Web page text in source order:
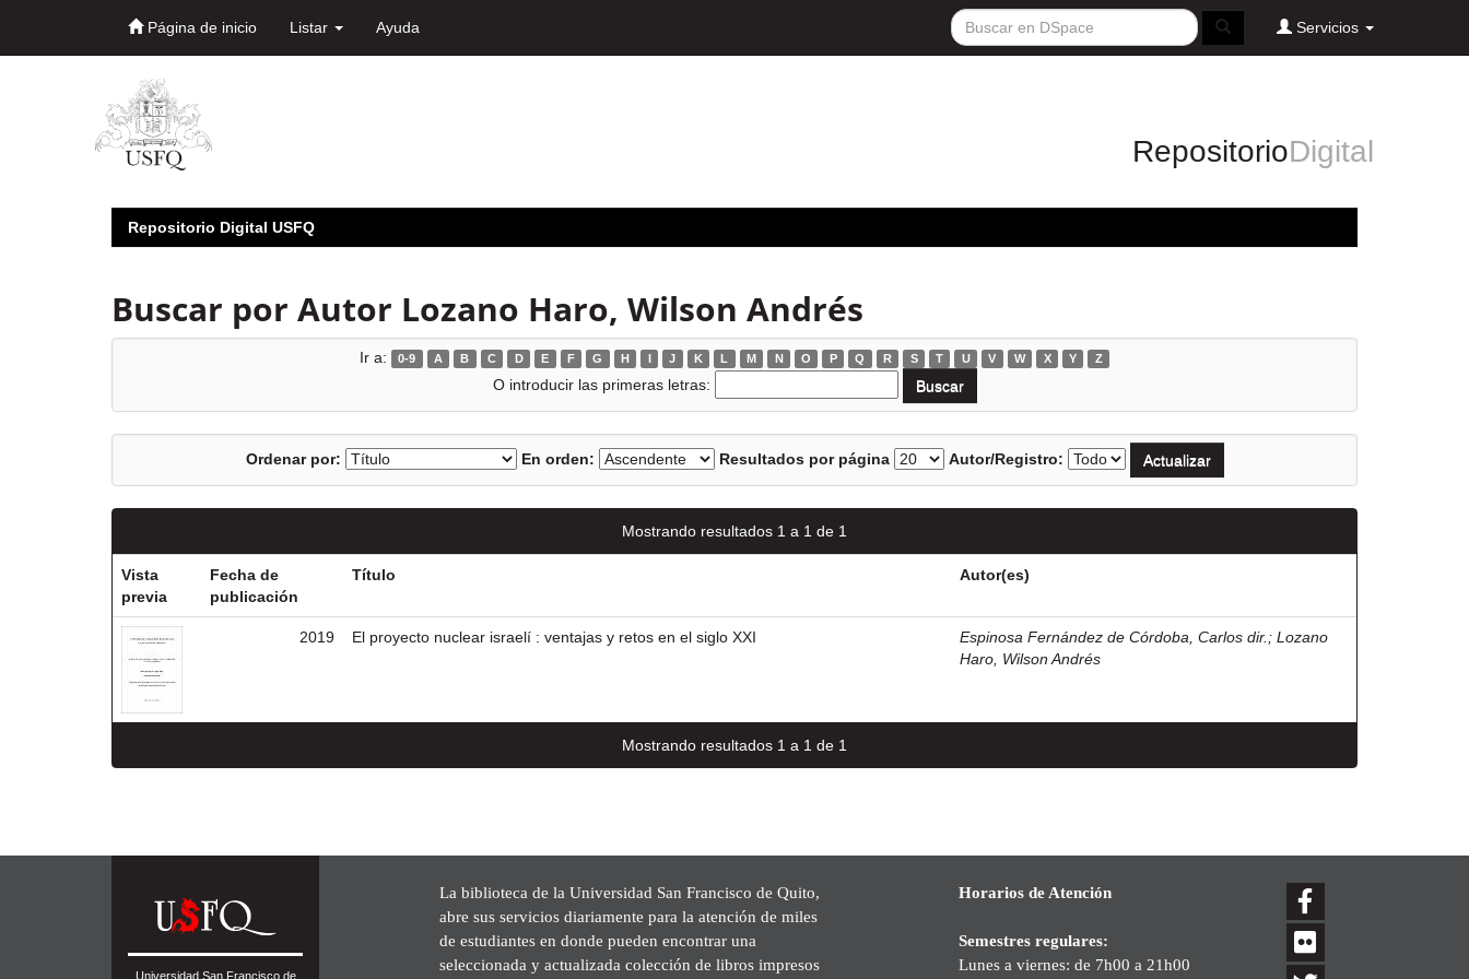
Página de inicio Listar Ayuda Servicios
RepositorioDigital
Repositorio Digital USFQ
Buscar por Autor Lozano Haro, Wilson Andrés
Ir a: 0-9 A B C D E F G H I J K L M N O P Q R S T U V W X Y Z
O introducir las primeras letras:
Ordenar por: En orden: Resultados por página Autor/Registro:
Mostrando resultados 1 a 1 de 1
Vista
previa
Fecha de
publicación
Título Autor(es)
2019 El proyecto nuclear israelí : ventajas y retos en el siglo XXI Espinosa Fernández de Córdoba, Carlos dir. ; Lozano
Haro, Wilson Andrés
Mostrando resultados 1 a 1 de 1
Universidad San Francisco de
La biblioteca de la Universidad San Francisco de Quito,
abre sus servicios diariamente para la atención de miles
de estudiantes en donde pueden encontrar una
seleccionada y actualizada colección de libros impresos
Horarios de Atención
Semestres regulares:
Lunes a viernes: de 7h00 a 21h00